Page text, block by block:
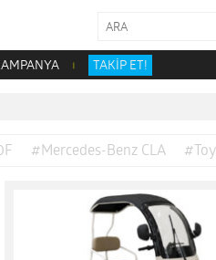
TAKİP ET!
#Mercedes-Benz CLA